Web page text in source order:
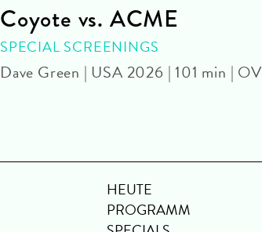
Coyote vs. ACME
SPECIAL SCREENINGS
Dave Green | USA 2026 | 101 min | OV
HEUTE
PROGRAMM